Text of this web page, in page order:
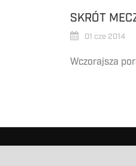
SKRÓT
01 cze 2014
Wczorajsza